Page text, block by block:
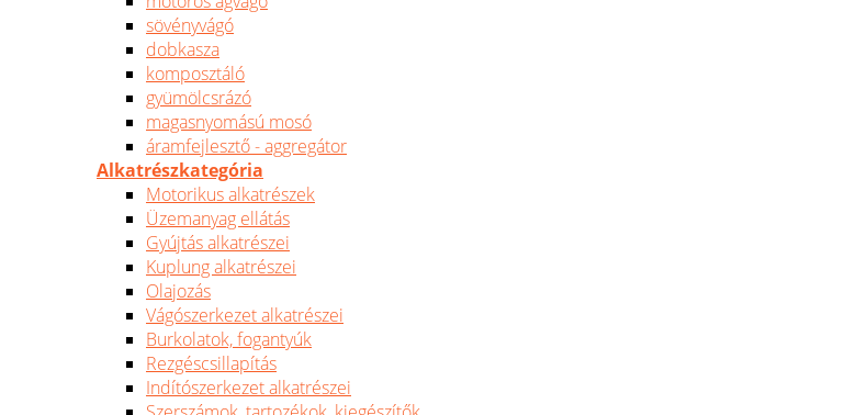
sövényvágó
dobkasza
komposztáló
gyümölcsrázó
magasnyomású mosó
áramfejlesztő - aggregátor
Alkatrészkategória
Motorikus alkatrészek
Üzemanyag ellátás
Gyújtás alkatrészei
Kuplung alkatrészei
Olajozás
Vágószerkezet alkatrészei
Burkolatok, fogantyúk
Rezgéscsillapítás
Indítószerkezet alkatrészei